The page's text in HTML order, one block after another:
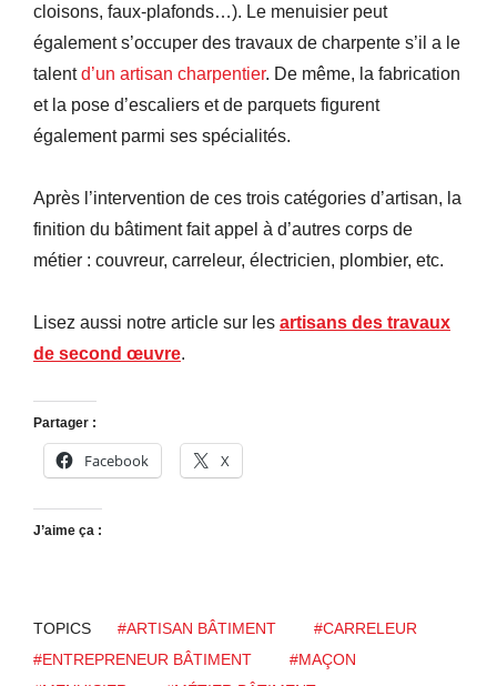
cloisons, faux-plafonds…). Le menuisier peut
également s’occuper des travaux de charpente s’il a le
talentd’un artisan charpentier. De même, la fabrication
et la pose d’escaliers et de parquets figurent
également parmi ses spécialités.
Après l’intervention de ces trois catégories d’artisan, la
finition du bâtiment fait appel à d’autres corps de
métier : couvreur, carreleur, électricien, plombier, etc.
Lisez aussi notre article sur les artisans des travaux
de second œuvre.
Partager :
Facebook X
J’aime ça :
TOPICS #ARTISAN BÂTIMENT
#CARRELEUR
#ENTREPRENEUR BÂTIMENT
#MAÇON